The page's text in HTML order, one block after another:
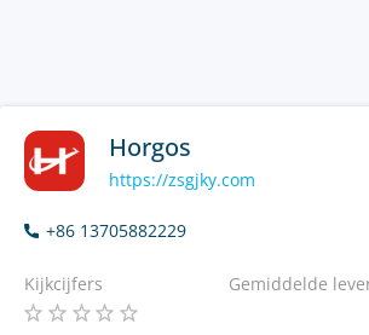
Horgos
https://zsgjky.com
+86 13705882229
Kijkcijfers Gemiddelde